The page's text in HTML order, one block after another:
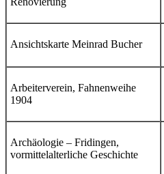
Ansichtskarte Meinrad Bucher
Arbeiterverein, Fahnenweihe
1904
Archäologie – Fridingen,
vormittelalterliche Geschichte